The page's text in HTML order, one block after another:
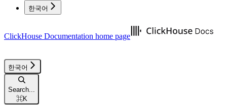
한국어
ClickHouse Documentation home page
한국어
Search...
⌘K